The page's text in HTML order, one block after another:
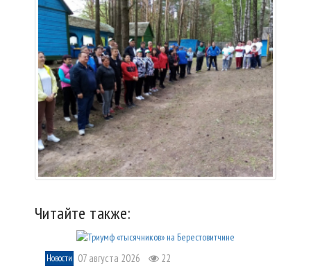
Читайте также:
Новости 07 августа 2026 22